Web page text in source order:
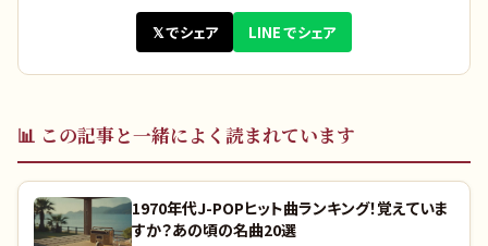
𝕏 でシェア LINE でシェア
📊 この記事と一緒によく読まれています
1970年代J-POPヒット曲ランキング！覚えていま
すか？あの頃の名曲20選